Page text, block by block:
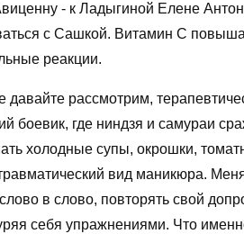
- к Ладыгиной Елене
с Сашкой. Витамин С
реакции.
давайте рассмотрим,
боевик, где ниндзя и самураи
холодные супы, окрошки,
вид маникюра.
в слово, повторять свой
себя упражнениями. Что